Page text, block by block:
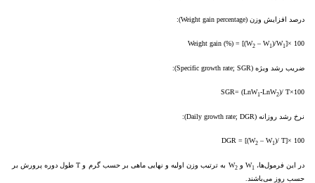
درصد افزایش وزن (Weight gain percentage):
Weight gain (%) = [(W2 – W1 )/W1 ]× 100
ضریب رشد ویژه (Specific growth rate; SGR):
SGR= (LnW1 -LnW2)/ T×100
نرخ رشد روزانه (Daily growth rate; DGR):
DGR = [(W2 – W1 )/ T]× 100
در این فرمول‌ها، W 1 و W2
به ترتیب وزن اولیه و نهایی ماهی بر حسب گرم و T طول دوره پرورش بر
حسب روز می‌باشند.